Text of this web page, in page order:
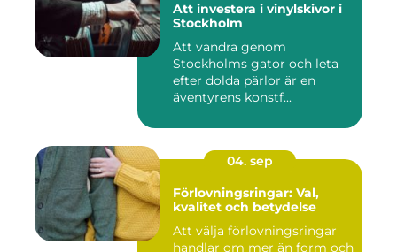
Att investera i vinylskivor i
Stockholm
Att vandra genom
Stockholms gator och leta
efter dolda pärlor är en
äventyrens konstf...
04. sep
Förlovningsringar: Val,
kvalitet och betydelse
Att välja förlovningsringar
handlar om mer än form och